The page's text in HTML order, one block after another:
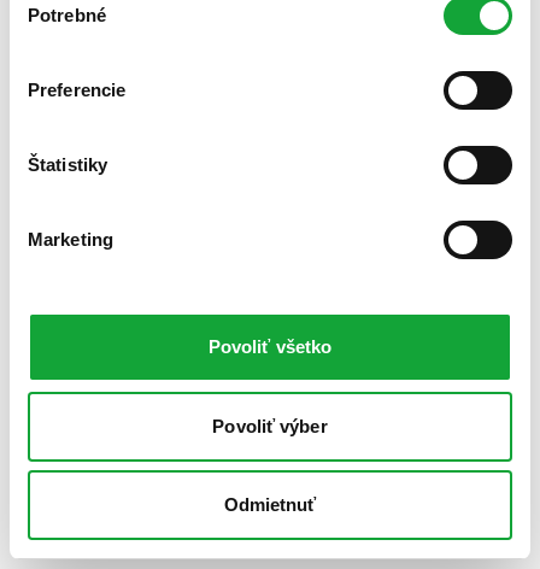
súhlasu
Potrebné
Preferencie
Štatistiky
Marketing
Povoliť všetko
Povoliť výber
Odmietnuť